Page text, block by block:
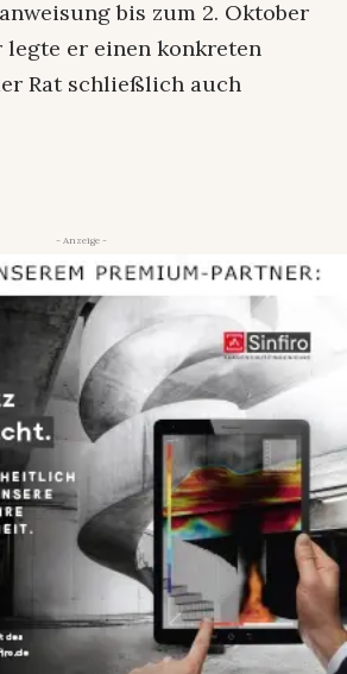
bis zum 2. Oktober
legte er einen konkreten
Rat schließlich auch
- Anzeige -